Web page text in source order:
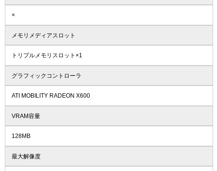
×
メモリメディアスロット
トリプルメモリスロット×1
グラフィックコントローラ
ATI MOBILITY RADEON X600
VRAM容量
128MB
最大解像度